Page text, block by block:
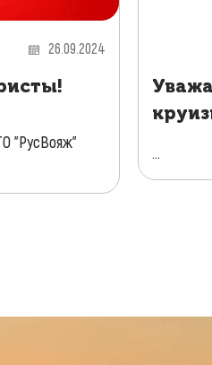
26.09.2024
"РусВояж"
...